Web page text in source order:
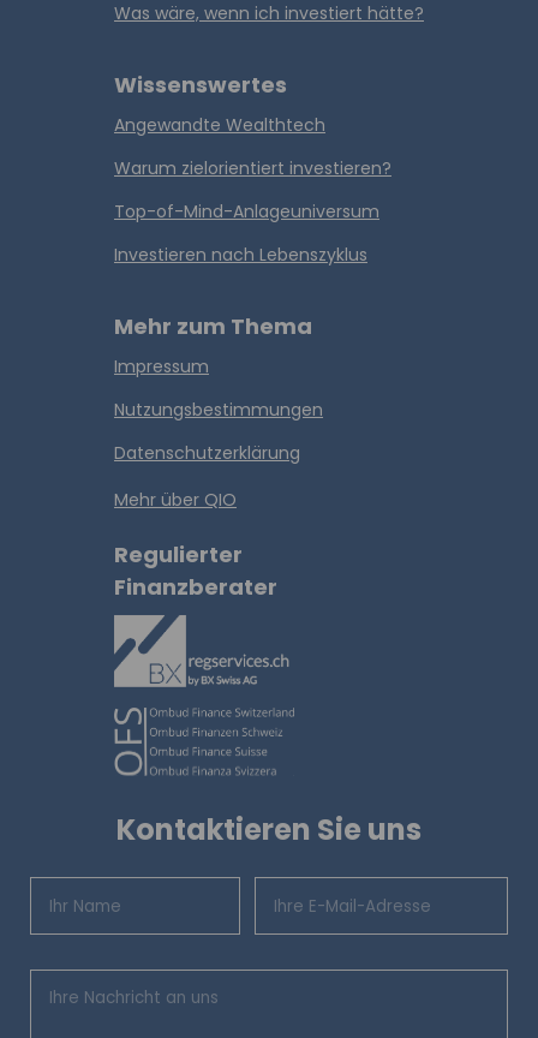
Was wäre, wenn ich investiert hätte?
Wissenswertes
Angewandte Wealthtech
Warum zielorientiert investieren?
Top-of-Mind-Anlageuniversum
Investieren nach Lebenszyklus
Mehr zum Thema
Impressum
Nutzungsbestimmungen
Datenschutzerklärung
Mehr über QIO
Regulierter
Finanzberater
Kontaktieren Sie uns